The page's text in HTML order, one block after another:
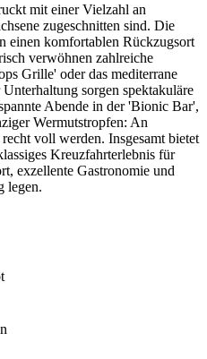
mit einer Vielzahl an
zugeschnitten sind. Die
einen komfortablen Rückzugsort
verwöhnen zahlreiche
Grille' oder das mediterrane
sorgen spektakuläre
Abende in der 'Bionic Bar',
Wermutstropfen: An
voll werden. Insgesamt bietet
Kreuzfahrterlebnis für
exzellente Gastronomie und
legen.